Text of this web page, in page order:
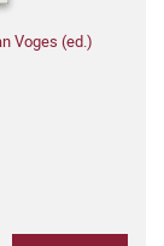
Voges (ed.)